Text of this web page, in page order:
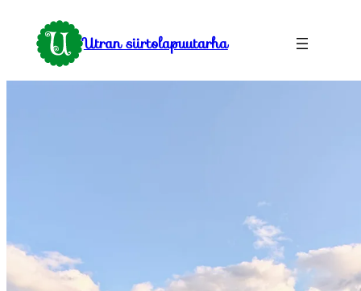
sisältöön
Utran siirtolapuutarha